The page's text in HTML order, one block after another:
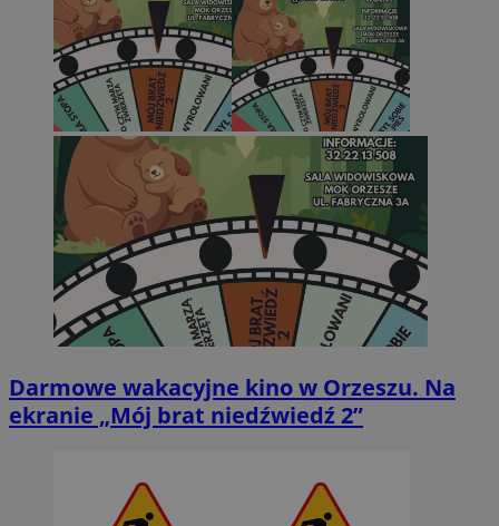
Darmowe wakacyjne kino w Orzeszu. Na
ekranie „Mój brat niedźwiedź 2”